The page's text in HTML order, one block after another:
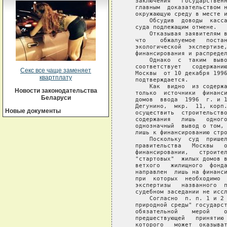
Секс все чаще заменяет
квартплату
Новости законодательства
Беларуси
Новые документы
главным  доказательством
окружающую среду в месте
Обсудив  доводы
   суда подлежащим отмене.
Отказывая заявителям
что    обжалуемое
экологической
финансирования и
Однако  с  таким
соответствует
Москвы  от 10 декабря
   подтверждается.
Как  видно  из
только  источники
домов  ввода  1996  г. и
Дегунино,  мкр.  11,
осуществить
содержания   лишь
однозначный  вывод о
лишь к финансированию
Поскольку  суд
правительства   Москвы
финансировании,
"стартовых"  жилых домов
ветхого   жилищного
направлен  лишь на
при  которых  необходимо
экспертизы   названного
судебном заседании не
Согласно  п. п. 1 и
природной среды"
обязательной    мерой
предшествующей
которого   может